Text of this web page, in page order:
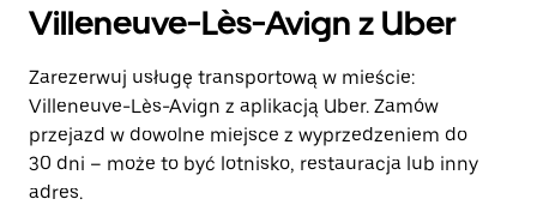
Villeneuve-Lès-Avign z Uber
Zarezerwuj usługę transportową w mieście:
Villeneuve-Lès-Avign z aplikacją Uber. Zamów
przejazd w dowolne miejsce z wyprzedzeniem do
30 dni – może to być lotnisko, restauracja lub inny
adres.